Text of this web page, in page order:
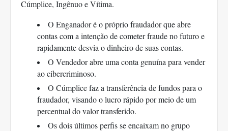
Cúmplice, Ingênuo e Vítima.
O Enganador é o próprio fraudador que abre
contas com a intenção de cometer fraude no futuro e
rapidamente desvia o dinheiro de suas contas.
O Vendedor abre uma conta genuína para vender
ao cibercriminoso.
O Cúmplice faz a transferência de fundos para o
fraudador, visando o lucro rápido por meio de um
percentual do valor transferido.
Os dois últimos perfis se encaixam no grupo